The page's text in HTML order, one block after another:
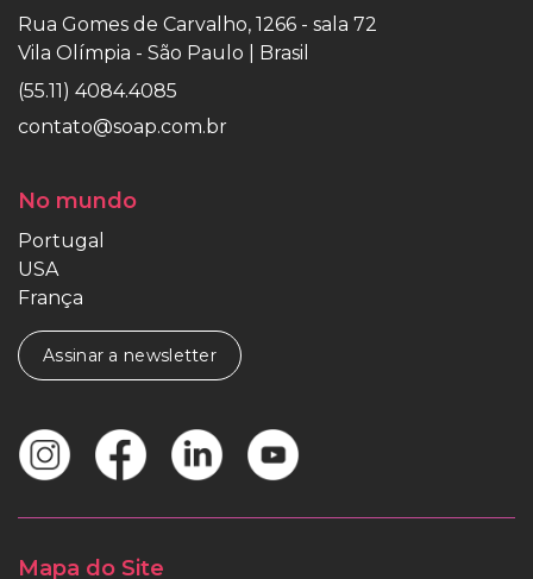
Rua Gomes de Carvalho, 1266 - sala 72
Vila Olímpia - São Paulo | Brasil
(55.11) 4084.4085
contato@soap.com.br
No mundo
Portugal
USA
França
Assinar a newsletter
Mapa do Site